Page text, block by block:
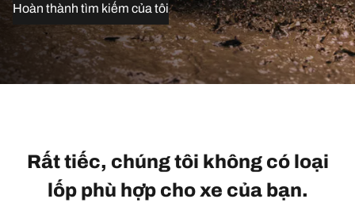
Hoàn thành tìm kiếm của tôi
Rất tiếc, chúng tôi không có loại
lốp phù hợp cho xe của bạn.